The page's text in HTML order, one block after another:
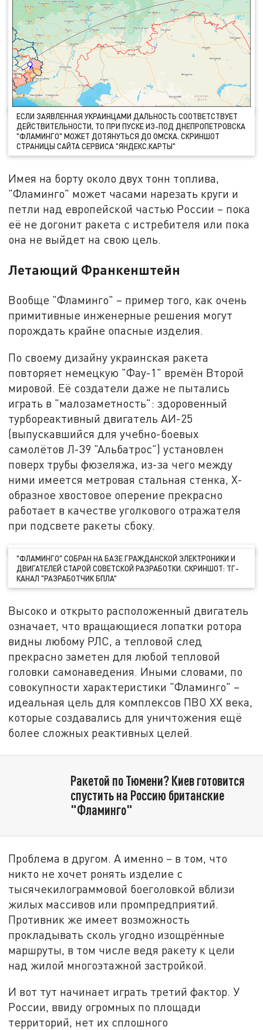
ЕСЛИ ЗАЯВЛЕННАЯ УКРАИНЦАМИ ДАЛЬНОСТЬ СООТВЕТСТВУЕТ
ДЕЙСТВИТЕЛЬНОСТИ, ТО ПРИ ПУСКЕ ИЗ-ПОД ДНЕПРОПЕТРОВСКА
"ФЛАМИНГО" МОЖЕТ ДОТЯНУТЬСЯ ДО ОМСКА. СКРИНШОТ
СТРАНИЦЫ САЙТА СЕРВИСА "ЯНДЕКС.КАРТЫ"
Имея на борту около двух тонн топлива,
"Фламинго" может часами нарезать круги и
петли над европейской частью России – пока
её не догонит ракета с истребителя или пока
она не выйдет на свою цель.
Летающий Франкенштейн
Вообще "Фламинго" – пример того, как очень
примитивные инженерные решения могут
порождать крайне опасные изделия.
По своему дизайну украинская ракета
повторяет немецкую "Фау-1" времён Второй
мировой. Её создатели даже не пытались
играть в "малозаметность": здоровенный
турбореактивный двигатель АИ-25
(выпускавшийся для учебно-боевых
самолётов Л-39 "Альбатрос") установлен
поверх трубы фюзеляжа, из-за чего между
ними имеется метровая стальная стенка, X-
образное хвостовое оперение прекрасно
работает в качестве уголкового отражателя
при подсвете ракеты сбоку.
"ФЛАМИНГО" СОБРАН НА БАЗЕ ГРАЖДАНСКОЙ ЭЛЕКТРОНИКИ И
ДВИГАТЕЛЕЙ СТАРОЙ СОВЕТСКОЙ РАЗРАБОТКИ. СКРИНШОТ: ТГ-
КАНАЛ "РАЗРАБОТЧИК БПЛА"
Высоко и открыто расположенный двигатель
означает, что вращающиеся лопатки ротора
видны любому РЛС, а тепловой след
прекрасно заметен для любой тепловой
головки самонаведения. Иными словами, по
совокупности характеристики "Фламинго" –
идеальная цель для комплексов ПВО XX века,
которые создавались для уничтожения ещё
более сложных реактивных целей.
Ракетой по Тюмени? Киев готовится
спустить на Россию британские
"Фламинго"
Проблема в другом. А именно – в том, что
никто не хочет ронять изделие с
тысячекилограммовой боеголовкой вблизи
жилых массивов или промпредприятий.
Противник же имеет возможность
прокладывать сколь угодно изощрённые
маршруты, в том числе ведя ракету к цели
над жилой многоэтажной застройкой.
И вот тут начинает играть третий фактор. У
России, ввиду огромных по площади
территорий, нет их сплошного